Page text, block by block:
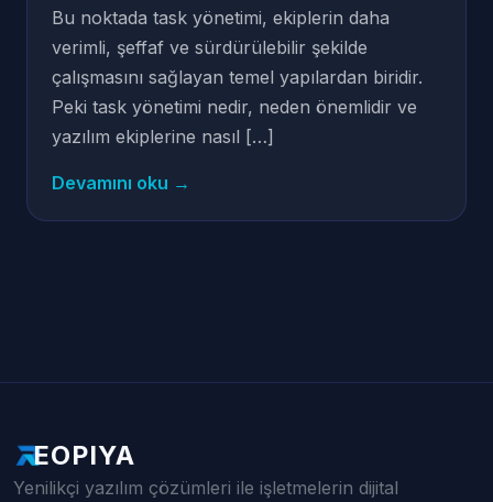
Bu noktada task yönetimi, ekiplerin daha
verimli, şeffaf ve sürdürülebilir şekilde
çalışmasını sağlayan temel yapılardan biridir.
Peki task yönetimi nedir, neden önemlidir ve
yazılım ekiplerine nasıl […]
Devamını oku →
EOPIYA
Yenilikçi yazılım çözümleri ile işletmelerin dijital